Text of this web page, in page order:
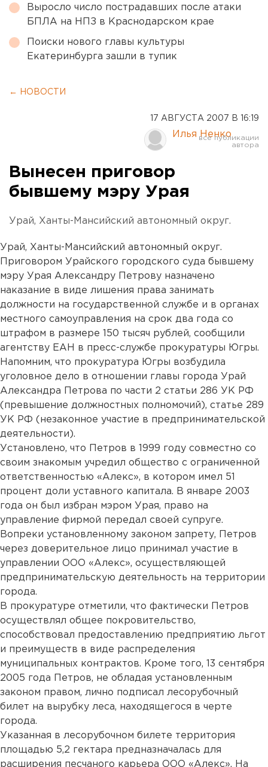
Выросло число пострадавших после атаки
БПЛА на НПЗ в Краснодарском крае
Поиски нового главы культуры
Екатеринбурга зашли в тупик
← НОВОСТИ
17 АВГУСТА 2007 В 16:19
Илья Ненко
Вынесен приговор
бывшему мэру Урая
Урай, Ханты-Мансийский автономный округ.
Урай, Ханты-Мансийский автономный округ.
Приговором Урайского городского суда бывшему
мэру Урая Александру Петрову назначено
наказание в виде лишения права занимать
должности на государственной службе и в органах
местного самоуправления на срок два года со
штрафом в размере 150 тысяч рублей, сообщили
агентству ЕАН в пресс-службе прокуратуры Югры.
Напомним, что прокуратура Югры возбудила
уголовное дело в отношении главы города Урай
Александра Петрова по части 2 статьи 286 УК РФ
(превышение должностных полномочий), статье 289
УК РФ (незаконное участие в предпринимательской
деятельности).
Установлено, что Петров в 1999 году совместно со
своим знакомым учредил общество с ограниченной
ответственностью «Алекс», в котором имел 51
процент доли уставного капитала. В январе 2003
года он был избран мэром Урая, право на
управление фирмой передал своей супруге.
Вопреки установленному законом запрету, Петров
через доверительное лицо принимал участие в
управлении ООО «Алекс», осуществляющей
предпринимательскую деятельность на территории
города.
В прокуратуре отметили, что фактически Петров
осуществлял общее покровительство,
способствовал предоставлению предприятию льгот
и преимуществ в виде распределения
муниципальных контрактов. Кроме того, 13 сентября
2005 года Петров, не обладая установленным
законом правом, лично подписал лесорубочный
билет на вырубку леса, находящегося в черте
города.
Указанная в лесорубочном билете территория
площадью 5,2 гектара предназначалась для
расширения песчаного карьера ООО «Алекс». На